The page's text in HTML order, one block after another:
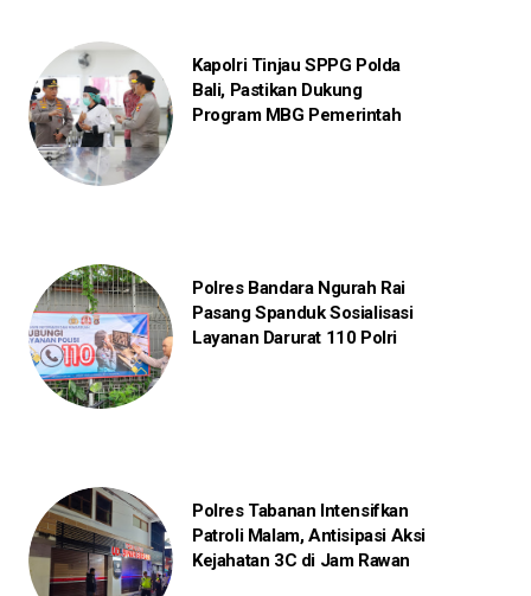
Kapolri Tinjau SPPG Polda
Bali, Pastikan Dukung
Program MBG Pemerintah
Polres Bandara Ngurah Rai
Pasang Spanduk Sosialisasi
Layanan Darurat 110 Polri
Polres Tabanan Intensifkan
Patroli Malam, Antisipasi Aksi
Kejahatan 3C di Jam Rawan